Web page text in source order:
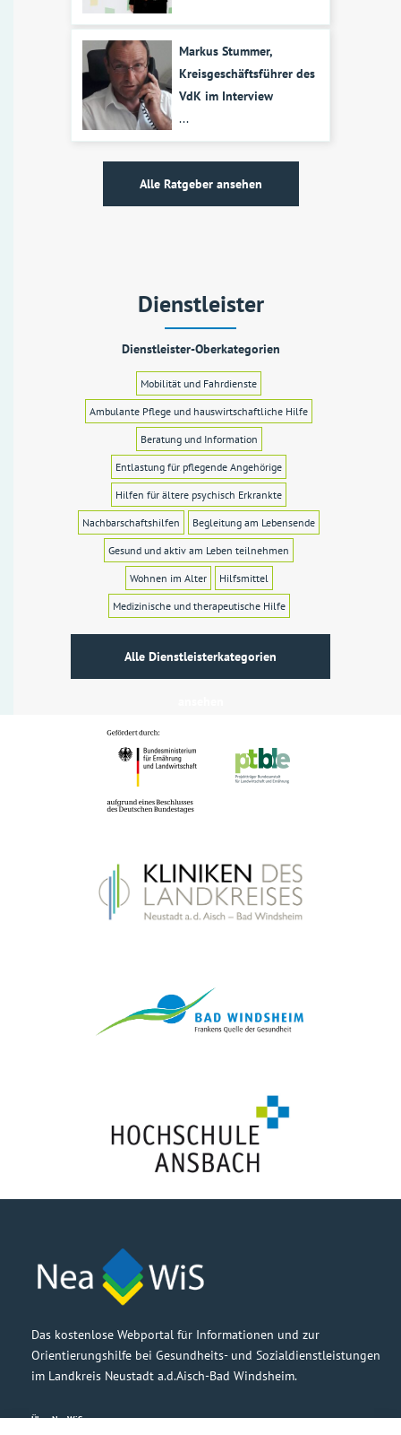
Markus Stummer,
Kreisgeschäftsführer des
VdK im Interview
...
Alle Ratgeber ansehen
Dienstleister
Dienstleister-Oberkategorien
Mobilität und Fahrdienste
Ambulante Pflege und hauswirtschaftliche Hilfe
Beratung und Information
Entlastung für pflegende Angehörige
Hilfen für ältere psychisch Erkrankte
Nachbarschaftshilfen Begleitung am Lebensende
Gesund und aktiv am Leben teilnehmen
Wohnen im Alter Hilfsmittel
Medizinische und therapeutische Hilfe
Alle Dienstleisterkategorien
Das kostenlose Webportal für Informationen und zur
Orientierungshilfe bei Gesundheits- und Sozialdienstleistungen
im Landkreis Neustadt a.d.Aisch-Bad Windsheim.
Über NeaWiS